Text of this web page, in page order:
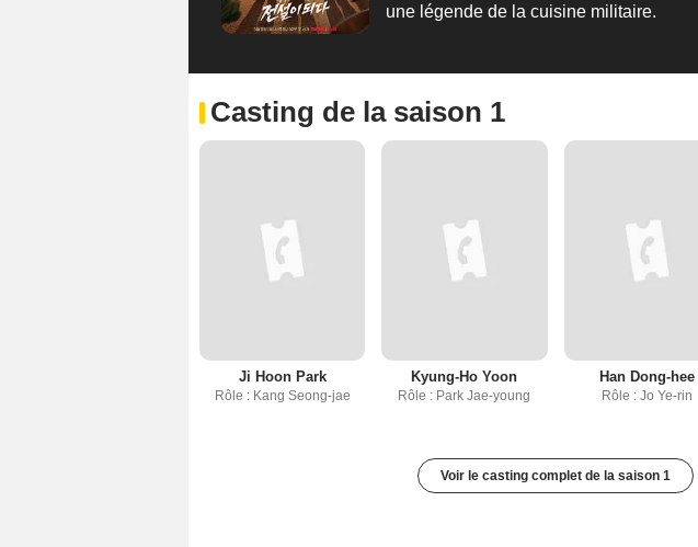
une légende de la cuisine militaire.
Casting de la saison 1
Ji Hoon Park
Rôle : Kang Seong-jae
Kyung-Ho Yoon
Rôle : Park Jae-young
Han Dong-hee
Rôle : Jo Ye-rin
Voir le casting complet de la saison 1